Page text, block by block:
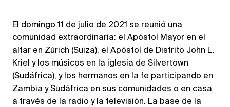
El domingo 11 de julio de 2021 se reunió una
comunidad extraordinaria: el Apóstol Mayor en el
altar en Zúrich (Suiza), el Apóstol de Distrito John L.
Kriel y los músicos en la iglesia de Silvertown
(Sudáfrica), y los hermanos en la fe participando en
Zambia y Sudáfrica en sus comunidades o en casa
a través de la radio y la televisión. La base de la